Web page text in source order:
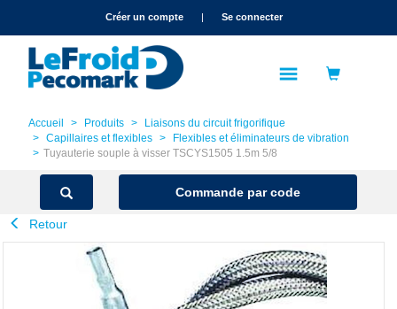
text.skipToNavigationCréer un compte | Se connecter
Accueil Produits
Liaisons du circuit frigorifique
Capillaires et flexibles
Flexibles et éliminateurs de vibration
Tuyauterie souple à visser TSCYS1505 1.5m 5/8
Commande par code
Retour